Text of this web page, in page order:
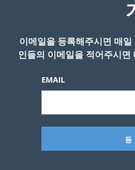
10파운드 러셋 감자는
일부 품목은 특히 큰
이 영수증은 161달러
79개 품목으로 가득 채
현재 같은 장보기 목록
택과 할인 여부에 따라
이메일을 등록해주시면 매
인들의 이메일을 적어주시
EMAIL